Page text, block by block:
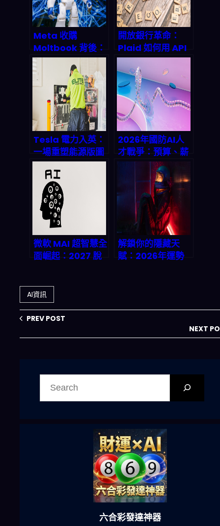
Meta 收購
Moltbook 背後：
AI 智能體社交網路
將如何顛覆 2026
年數位生態？
開放銀行革命：
Plaid 如何用 API
把傳統銀行掀翻在
地？2026 年金融
版圖大洗牌
Tesla 電力入英：
一場重塑能源版圖
的暗黑科技革命
2026年國防AI人
才戰爭：預算、薪
水與國家安全的
triple 較勁
微軟 MAI 超智慧全
面崛起：2027 脫
美元市場？
解鎖你的隱藏天
賦：2026年運勢
AI資訊
PREV POST
NEXT
六合彩發達神器